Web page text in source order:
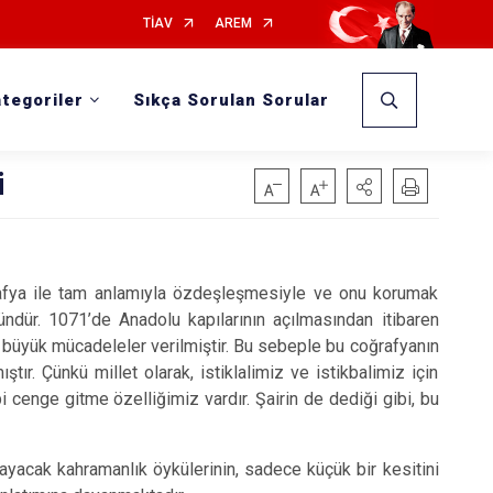
TİAV AREM
Sıkça Sorulan Sorular
ile tam anlamıyla özdeşleşmesiyle ve onu korumak
1071’de Anadolu kapılarının açılmasından itibaren
mücadeleler verilmiştir. Bu sebeple bu coğrafyanın
Çünkü millet olarak, istiklalimiz ve istikbalimiz için
cenge gitme özelliğimiz vardır. Şairin de dediği gibi, bu
kahramanlık öykülerinin, sadece küçük bir kesitini